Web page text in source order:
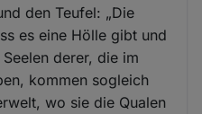
den Teufel: „Die
es eine Hölle gibt und
derer, die im
kommen sogleich
wo sie die Qualen